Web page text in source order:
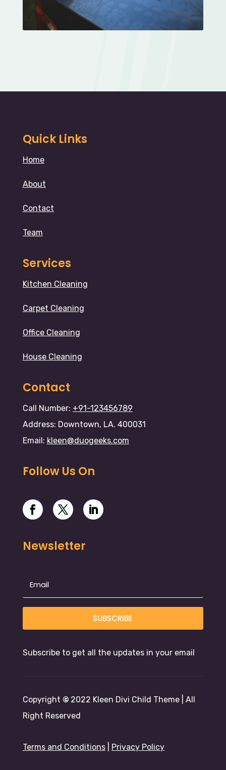
Quick Links
Home
About
Contact
Team
Services
Kitchen Cleaning
Carpet Cleaning
Office Cleaning
House Cleaning
Contact
Call Number: +91-123456789
Address: Downtown, LA. 400031
Email: kleen@duogeeks.com
Follow Us On
Newsletter
SUBSCRIBE
Subscribe to get all the updates in your email
Copyright © 2022 Kleen Divi Child Theme | All
Right Reserved
Terms and Conditions| Privacy Policy